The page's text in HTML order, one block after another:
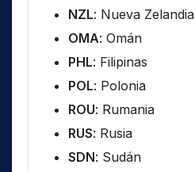
NZL: Nueva Zelandia
OMA: Omán
PHL: Filipinas
POL: Polonia
ROU: Rumania
RUS: Rusia
SDN: Sudán